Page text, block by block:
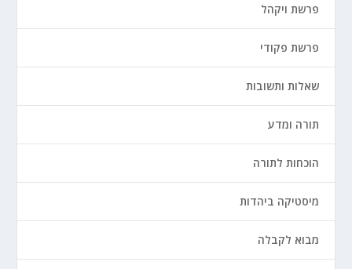
פרשת ויקהל
פרשת פקודי
שאלות ותשובות
תורה ומדע
הוכחות לתורה
מיסטיקה ביהדות
מבוא לקבלה